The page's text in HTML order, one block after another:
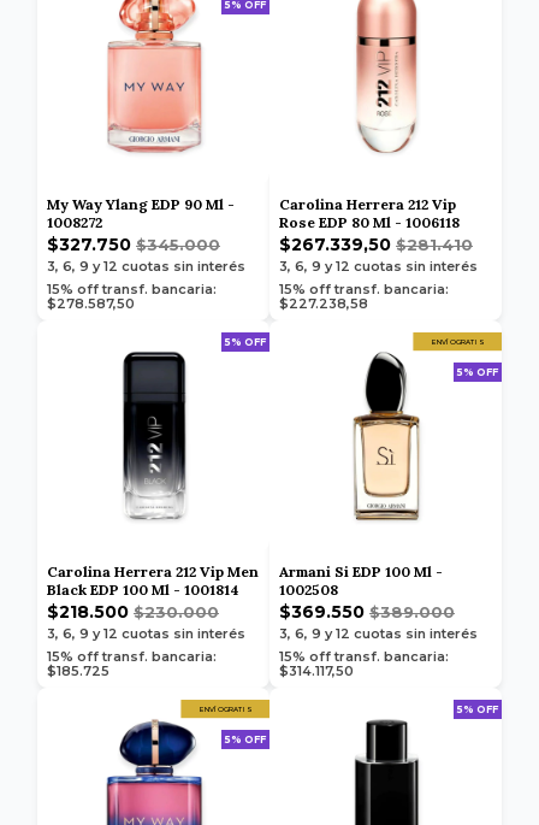
5% OFF
My Way Ylang EDP 90 Ml -
1008272
$327.750 $345.000
3, 6, 9 y 12 cuotas sin interés
15% off transf. bancaria:
$278.587,50
Carolina Herrera 212 Vip
Rose EDP 80 Ml - 1006118
$267.339,50 $281.410
3, 6, 9 y 12 cuotas sin interés
15% off transf. bancaria:
$227.238,58
5% OFF
Carolina Herrera 212 Vip Men
Black EDP 100 Ml - 1001814
$218.500 $230.000
3, 6, 9 y 12 cuotas sin interés
15% off transf. bancaria:
$185.725
ENVÍO GRATIS
5% OFF
Armani Si EDP 100 Ml -
1002508
$369.550 $389.000
3, 6, 9 y 12 cuotas sin interés
15% off transf. bancaria:
$314.117,50
ENVÍO GRATIS
5% OFF
5% OFF